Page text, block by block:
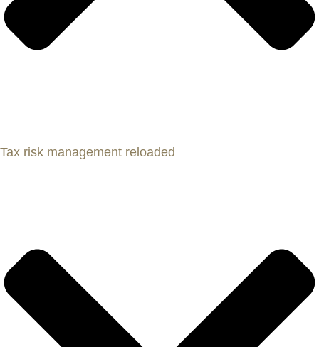
Tax risk management reloaded